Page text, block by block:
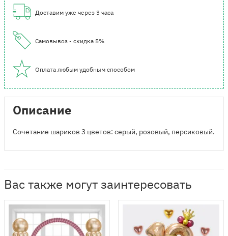
Доставим уже через 3 часа
Самовывоз - скидка 5%
Оплата любым удобным способом
Описание
Сочетание шариков 3 цветов: серый, розовый, персиковый.
Вас также могут заинтересовать